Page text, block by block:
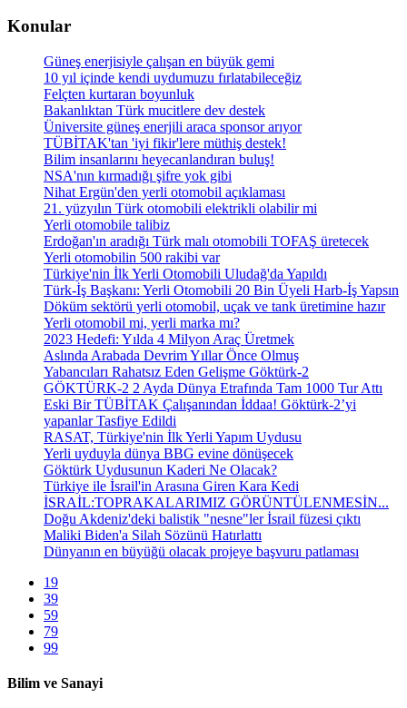
Konular
Güneş enerjisiyle çalışan en büyük gemi
10 yıl içinde kendi uydumuzu fırlatabileceğiz
Felçten kurtaran boyunluk
Bakanlıktan Türk mucitlere dev destek
Üniversite güneş enerjili araca sponsor arıyor
TÜBİTAK'tan 'iyi fikir'lere müthiş destek!
Bilim insanlarını heyecanlandıran buluş!
NSA'nın kırmadığı şifre yok gibi
Nihat Ergün'den yerli otomobil açıklaması
21. yüzyılın Türk otomobili elektrikli olabilir mi
Yerli otomobile talibiz
Erdoğan'ın aradığı Türk malı otomobili TOFAŞ üretecek
Yerli otomobilin 500 rakibi var
Türkiye'nin İlk Yerli Otomobili Uludağ'da Yapıldı
Türk-İş Başkanı: Yerli Otomobili 20 Bin Üyeli Harb-İş Yapsın
Döküm sektörü yerli otomobil, uçak ve tank üretimine hazır
Yerli otomobil mi, yerli marka mı?
2023 Hedefi: Yılda 4 Milyon Araç Üretmek
Aslında Arabada Devrim Yıllar Önce Olmuş
Yabancıları Rahatsız Eden Gelişme Göktürk-2
GÖKTÜRK-2 2 Ayda Dünya Etrafında Tam 1000 Tur Attı
Eski Bir TÜBİTAK Çalışanından İddaa! Göktürk-2’yi
yapanlar Tasfiye Edildi
RASAT, Türkiye'nin İlk Yerli Yapım Uydusu
Yerli uyduyla dünya BBG evine dönüşecek
Göktürk Uydusunun Kaderi Ne Olacak?
Türkiye ile İsrail'in Arasına Giren Kara Kedi
İSRAİL:TOPRAKALARIMIZ GÖRÜNTÜLENMESİN...
Doğu Akdeniz'deki balistik "nesne"ler İsrail füzesi çıktı
Maliki Biden'a Silah Sözünü Hatırlattı
Dünyanın en büyüğü olacak projeye başvuru patlaması
19
39
59
79
99
Bilim ve Sanayi